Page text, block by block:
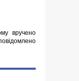
вручено